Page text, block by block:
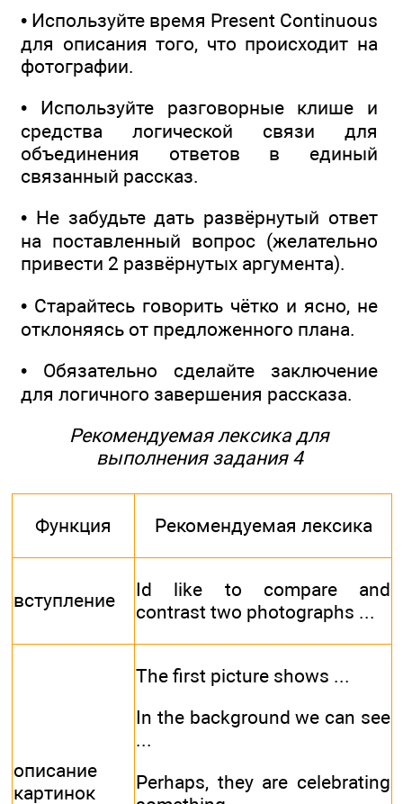
• Используйте время Present Continuous
для описания того, что происходит на
фотографии.
• Используйте разговорные клише и
средства логической связи для
объединения ответов в единый
связанный рассказ.
• Не забудьте дать развёрнутый ответ
на поставленный вопрос (желательно
привести 2 развёрнутых аргумента).
• Старайтесь говорить чётко и ясно, не
отклоняясь от предложенного плана.
• Обязательно сделайте заключение
для логичного завершения рассказа.
Рекомендуемая лексика для
выполнения задания 4
Функция Рекомендуемая лексика
вступление
Id like to compare and
contrast two photographs ...
описание
картинок
The first picture shows ...
In the background we can see
...
Perhaps, they are celebrating